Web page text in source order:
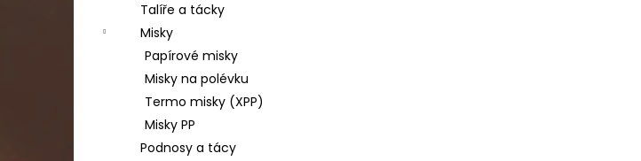
Talíře a tácky
Misky
Papírové misky
Misky na polévku
Termo misky (XPP)
Misky PP
Podnosy a tácy